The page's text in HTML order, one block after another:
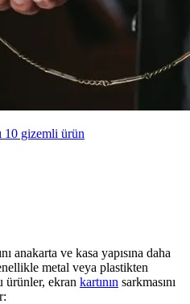
10 gizemli ürün
anakarta ve kasa yapısına daha
metal veya plastikten
ürünler, ekran kartının sarkmasını